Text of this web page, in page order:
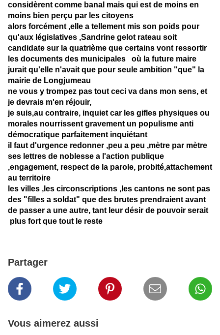
considèrent comme banal mais qui est de moins en
moins bien perçu par les citoyens
alors forcément ,elle a tellement mis son poids pour
qu'aux législatives ,Sandrine gelot rateau soit
candidate sur la quatrième que certains vont ressortir
les documents des municipales où la future maire
jurait qu'elle n'avait que pour seule ambition "que" la
mairie de Longjumeau
ne vous y trompez pas tout ceci va dans mon sens, et
je devrais m'en réjouir,
je suis,au contraire, inquiet car les gifles physiques ou
morales nourrissent gravement un populisme anti
démocratique parfaitement inquiétant
il faut d'urgence redonner ,peu a peu ,mètre par mètre
ses lettres de noblesse a l'action publique
,engagement, respect de la parole, probité,attachement
au territoire
les villes ,les circonscriptions ,les cantons ne sont pas
des "filles a soldat" que des brutes prendraient avant
de passer a une autre, tant leur désir de pouvoir serait
plus fort que tout le reste
Partager
Vous aimerez aussi